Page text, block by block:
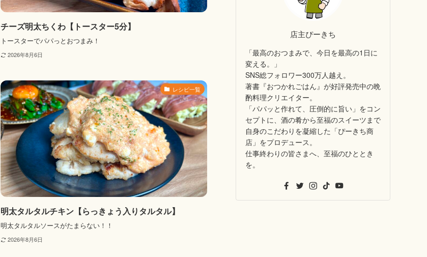
チーズ明太ちくわ【トースター5分】
トースターでパパっとおつまみ！
2026年8月6日
レシピ一覧
明太タルタルチキン【らっきょう入りタルタル】
明太タルタルソースがたまらない！！
2026年8月6日
店主ぴーきち
「最高のおつまみで、今日を最高の1日に
変える。」
SNS総フォロワー300万人越え。
著書『おつかれごはん』が好評発売中の晩
酌料理クリエイター。
「パパッと作れて、圧倒的に旨い」をコン
セプトに、酒の肴から至福のスイーツまで
自身のこだわりを凝縮した「ぴーきち商
店」をプロデュース。
仕事終わりの皆さまへ、至福のひととき
を。